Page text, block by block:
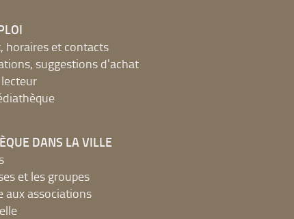
horaires et contacts
suggestions d'achat
DANS LA VILLE
et les groupes
aux associations